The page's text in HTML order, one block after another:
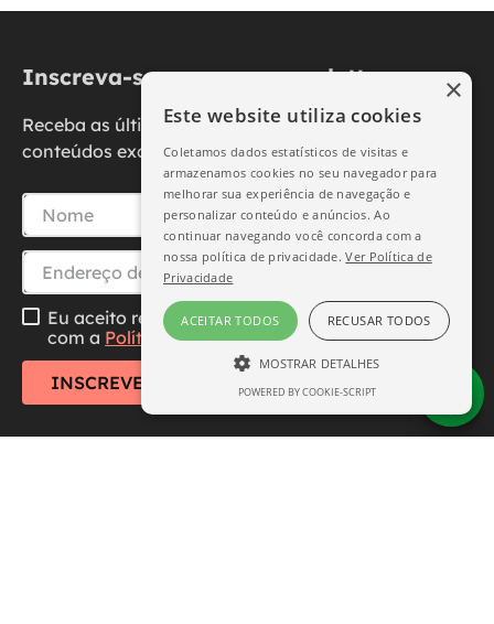
Inscreva-se na nossa newsletter
Receba as últimas novidades, promoções e
conteúdos exclusivos diretamente no seu e-mail.
Eu aceito receber essa newsletter, li e concordo
com a Política de Privacidade
INSCREVER-SE
Este website utiliza cookies
Coletamos dados estatísticos de visitas e
armazenamos cookies no seu navegador para
melhorar sua experiência de navegação e
personalizar conteúdo e anúncios. Ao
continuar navegando você concorda com a
nossa política de privacidade.Ver Política de
Privacidade
ACEITAR TODOS RECUSAR TODOS
MOSTRAR DETALHES
ESTRITAMENTE NECESSÁRIO
POWERED BY COOKIE-SCRIPT
×